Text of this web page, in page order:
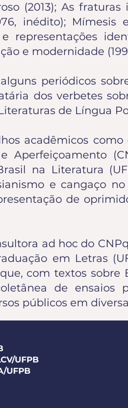
(2013); As
inédito); Mímesis
representações
e modernidade
periódicos
dos verbetes
de Língua
acadêmicos
Aperfeiçoamento
na Literatura
e cangaço no
de
ad hoc do
em Letras
com textos sobre
de ensaios
públicos em
UFPB
UFPB